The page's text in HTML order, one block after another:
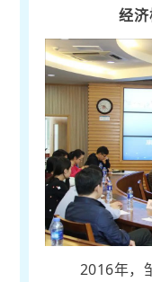
经
2016年，